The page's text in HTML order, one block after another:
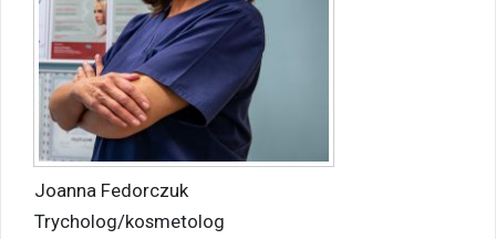
Joanna Fedorczuk
Trycholog/kosmetolog